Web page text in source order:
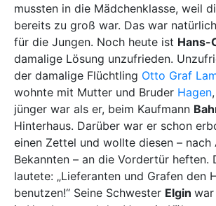
mussten in die Mädchenklasse, weil
bereits zu groß war. Das war
für die Jungen. Noch heute ist Hans-
damalige Lösung unzufrieden.
der damalige Flüchtling Otto Graf
wohnte mit Mutter und Bruder Hagen
jünger war als er, beim Kaufmann
Hinterhaus. Darüber war er schon
einen Zettel und wollte diesen – nach
Bekannten – an die Vordertür heften.
lautete: „Lieferanten und Grafen den
benutzen!“ Seine Schwester Elgin war